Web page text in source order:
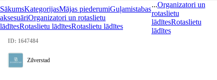
SākumsKategorijasMājas piederumiGuļamistabas
aksesuāriOrganizatori un rotaslietu
lādītesRotaslietu lādītesRotaslietu lādītes
...Organizatori un
rotaslietu
lādītesRotaslietu
lādītes
ID: 1647484
Zilverstad